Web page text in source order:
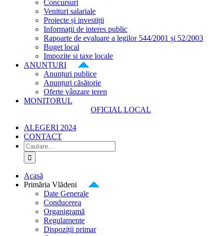
Concursuri
Venituri salariale
Proiecte și investiții
Informații de interes public
Rapoarte de evaluare a legilor 544/2001 și 52/2003
Buget local
Impozite si taxe locale
ANUNȚURI
Anunțuri publice
Anunțuri căsătorie
Oferte vânzare teren
MONITORUL
OFICIAL LOCAL
ALEGERI 2024
CONTACT
Cautare...
Acasă
Primăria Vlădeni
Date Generale
Conducerea
Organigramă
Regulamente
Dispoziții primar